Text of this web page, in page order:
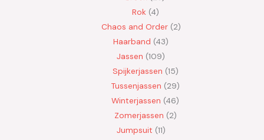
Rok 4
Chaos and Order 2
Haarband 43
Jassen 109
Spijkerjassen 15
Tussenjassen 29
Winterjassen 46
Zomerjassen 2
Jumpsuit 11